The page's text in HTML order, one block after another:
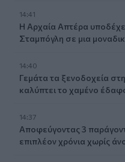
14:41
Η Αρχαία Απτέρα
Σταμπόγλη σε μια
14:40
Γεμάτα τα ξενοδοχεία
καλύπτει το χαμένο
14:37
Αποφεύγοντας 3
επιπλέον χρόνια χωρίς